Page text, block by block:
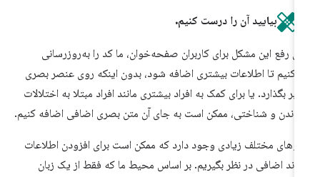
بیایید آن را درست کنیم.
رفع این مشکل برای کاربران صفحه‌خوان، ما کد را به‌روزرسانی
تا اطلاعات بیشتری اضافه شود، بدون اینکه روی عنصر بصری
بگذارد. یا برای کمک به افراد بیشتری مانند افراد مبتلا به اختلالات
و شناختی، ممکن است به جای آن متن بصری اضافی اضافه کنیم.
مختلف زیادی وجود دارد که ممکن است برای افزودن اطلاعات
اضافی در نظر بگیریم. بر اساس محیط ما که فقط از یک زبان